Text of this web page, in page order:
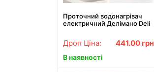
Проточний водонагрівач
електричний Делімано Deli
Дроп Ціна: 441.00 грн
В наявності